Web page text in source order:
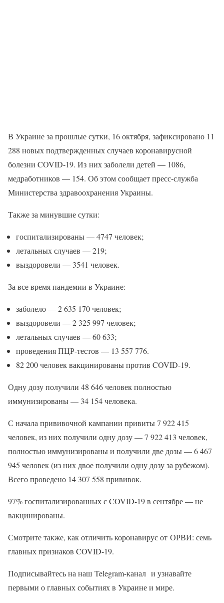
В Украине за прошлые сутки, 16 октября, зафиксировано 11
288 новых подтвержденных случаев коронавирусной
болезни COVID-19. Из них заболели детей — 1086,
медработников — 154. Об этом сообщает пресс-служба
Министерства здравоохранения Украины.
Также за минувшие сутки:
госпитализированы — 4747 человек;
летальных случаев — 219;
выздоровели — 3541 человек.
За все время пандемии в Украине:
заболело — 2 635 170 человек;
выздоровели — 2 325 997 человек;
летальных случаев — 60 633;
проведения ПЦР-тестов — 13 557 776.
82 200 человек вакцинированы против COVID-19.
Одну дозу получили 48 646 человек полностью
иммунизированы — 34 154 человека.
С начала прививочной кампании привиты 7 922 415
человек, из них получили одну дозу — 7 922 413 человек,
полностью иммунизированы и получили две дозы — 6 467
945 человек (из них двое получили одну дозу за рубежом).
Всего проведено 14 307 558 прививок.
97% госпитализированных с COVID-19 в сентябре — не
вакцинированы.
Смотрите также, как отличить коронавирус от ОРВИ: семь
главных признаков COVID-19.
Подписывайтесь на наш Telegram-канал и узнавайте
первыми о главных событиях в Украине и мире.